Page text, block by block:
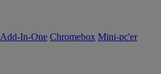
Add-In-One Chromebox Mini-pc'er